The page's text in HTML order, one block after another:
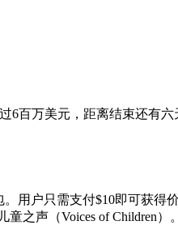
6百万美元，距离结束还有
用户只需支付$10即可获得
之声（Voices of Children）。